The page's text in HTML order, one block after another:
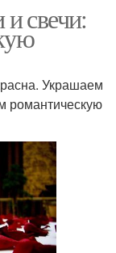
свечи:
Украшаем
романтическую